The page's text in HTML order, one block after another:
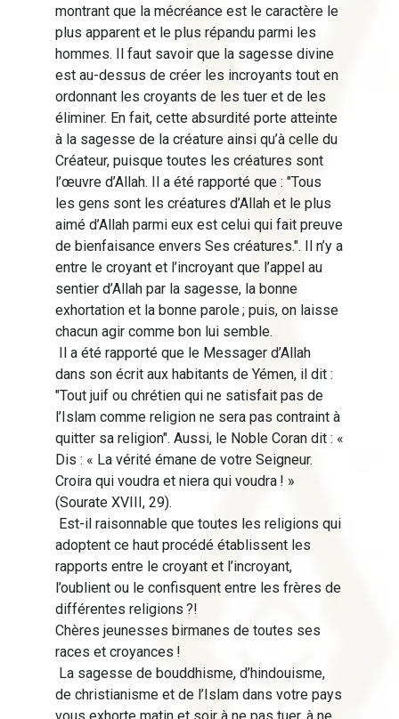
montrant que la mécréance est le caractère le
plus apparent et le plus répandu parmi les
hommes. Il faut savoir que la sagesse divine
est au-dessus de créer les incroyants tout en
ordonnant les croyants de les tuer et de les
éliminer. En fait, cette absurdité porte atteinte
à la sagesse de la créature ainsi qu’à celle du
Créateur, puisque toutes les créatures sont
l’œuvre d’Allah. Il a été rapporté que : "Tous
les gens sont les créatures d’Allah et le plus
aimé d’Allah parmi eux est celui qui fait preuve
de bienfaisance envers Ses créatures.". Il n’y a
entre le croyant et l’incroyant que l’appel au
sentier d’Allah par la sagesse, la bonne
exhortation et la bonne parole ; puis, on laisse
chacun agir comme bon lui semble.
Il a été rapporté que le Messager d’Allah
dans son écrit aux habitants de Yémen, il dit :
"Tout juif ou chrétien qui ne satisfait pas de
l’Islam comme religion ne sera pas contraint à
quitter sa religion". Aussi, le Noble Coran dit : «
Dis : « La vérité émane de votre Seigneur.
Croira qui voudra et niera qui voudra ! »
(Sourate XVIII, 29).
Est-il raisonnable que toutes les religions qui
adoptent ce haut procédé établissent les
rapports entre le croyant et l’incroyant,
l’oublient ou le confisquent entre les frères de
différentes religions ?!
Chères jeunesses birmanes de toutes ses
races et croyances !
La sagesse de bouddhisme, d’hindouisme,
de christianisme et de l’Islam dans votre pays